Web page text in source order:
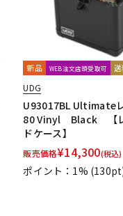
新品 WEB注文店頭受取可
UDG
U93017BL Ultimate
80 Vinyl Black 【レ
ドケース】
販売価格¥14,300(税込)
ポイント：1%